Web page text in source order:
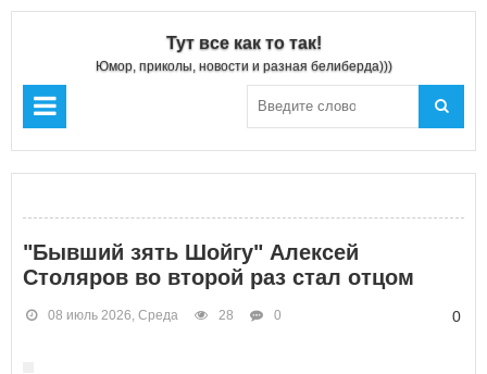
Тут все как то так!
Юмор, приколы, новости и разная белиберда)))
"Бывший зять Шойгу" Алексей
Столяров во второй раз стал отцом
08 июль 2026, Среда 28 0 0